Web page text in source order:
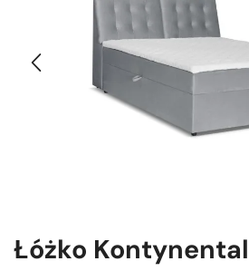
Łóżko